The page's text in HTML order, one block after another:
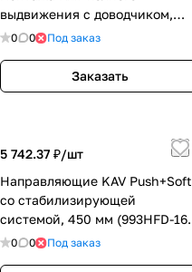
выдвижения с доводчиком,
250мм (3D) (993BLHR-3D-16-
0 0 Под заказ
Заказать
5 742.37 ₽/шт
Направляющие KAV Push+Soft
со стабилизирующей
системой, 450 мм (993HFD-16-
450)
0 0 Под заказ